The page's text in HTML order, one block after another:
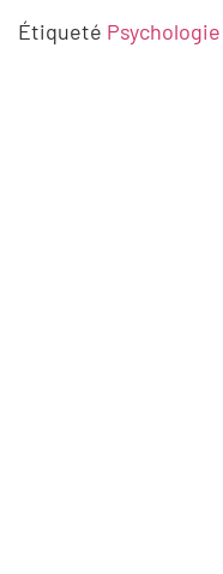
Étiqueté Psychologie